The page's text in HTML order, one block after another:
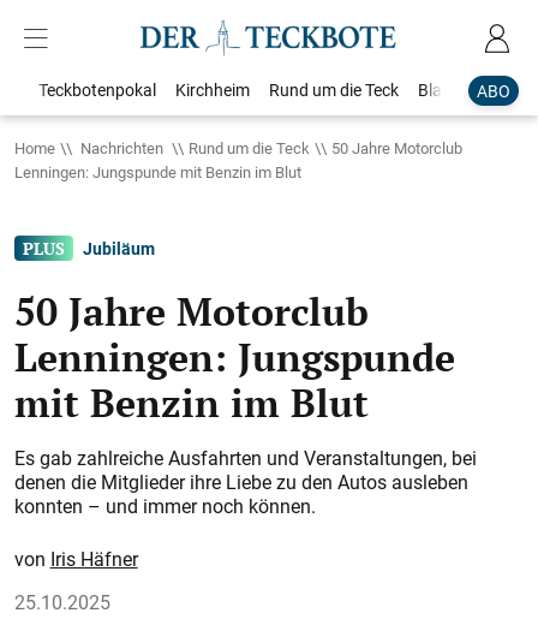
ABO
Teckbotenpokal Kirchheim Rund um die Teck Blaulicht
Home Nachrichten Rund um die Teck
50 Jahre Motorclub
Lenningen: Jungspunde mit Benzin im Blut
Jubiläum
50 Jahre Motorclub
Lenningen: Jungspunde
mit Benzin im Blut
Es gab zahlreiche Ausfahrten und Ver­anstaltungen, bei
denen die Mitglieder ihre Liebe zu den Autos ausleben
konnten – und immer noch ­können.
Iris Häfner
25.10.2025